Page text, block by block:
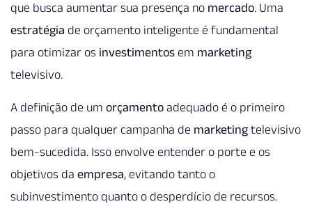
que busca aumentar sua presença no mercado. Uma
estratégia de orçamento inteligente é fundamental
para otimizar os investimentos em marketing
televisivo.
A definição de um orçamento adequado é o primeiro
passo para qualquer campanha de marketingtelevisivo
bem-sucedida. Isso envolve entender o porte e os
objetivos da empresa, evitando tanto o
subinvestimento quanto o desperdício de recursos.